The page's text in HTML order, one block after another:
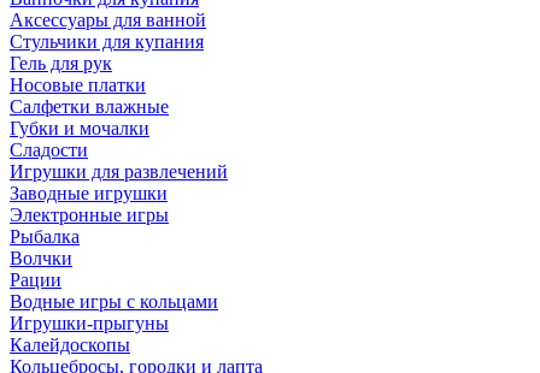
Аксессуары для ванной
Стульчики для купания
Гель для рук
Носовые платки
Салфетки влажные
Губки и мочалки
Сладости
Игрушки для развлечений
Заводные игрушки
Электронные игры
Рыбалка
Волчки
Рации
Водные игры с кольцами
Игрушки-прыгуны
Калейдоскопы
Кольцебросы, городки и лапта